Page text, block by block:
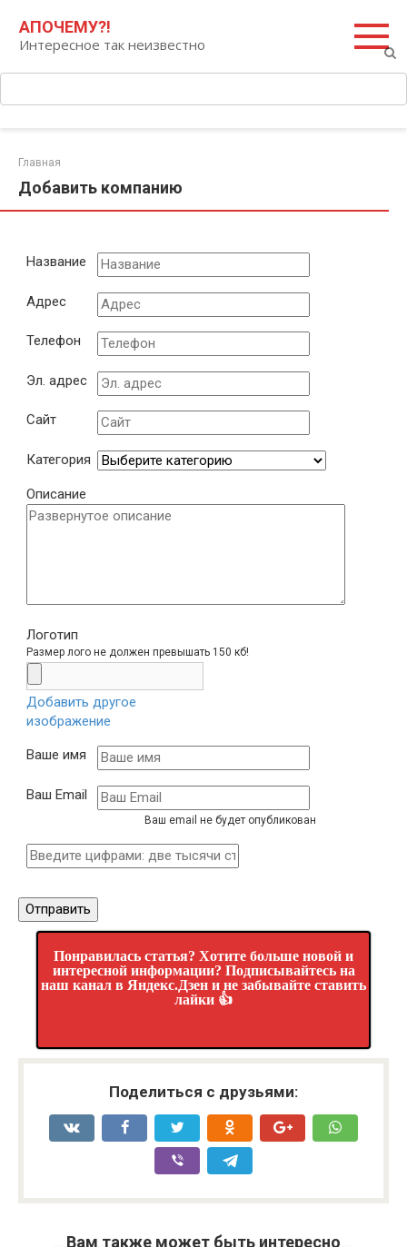
контенту
АПОЧЕМУ?!
Интересное так неизвестно
Главная
Добавить компанию
Название
Адрес
Телефон
Эл. адрес
Сайт
Категория
Описание
Логотип
Размер лого не должен превышать 150 кб!
Добавить другое
изображение
Ваше имя
Ваш Email
Ваш email не будет опубликован
Понравилась статья? Хотите больше новой и
интересной информации? Подписывайтесь на
наш канал в Яндекс.Дзен и не забывайте ставить
лайки 👍
Поделиться с друзьями:
Вам также может быть интересно